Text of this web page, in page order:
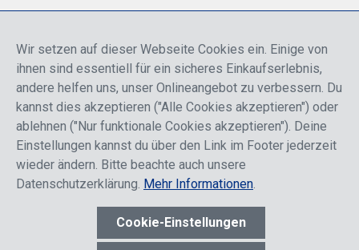
Breite Palette von Luftfahrtprodukten
Fokus auf Pilotenausbildung
Sicher einkaufen
* Alle Preise sind einschließlich der Rabatte, die je nach Login,
entweder für Endkunden oder Händler gelten und inklusive
Wir setzen auf dieser Webseite Cookies ein. Einige von
ihnen sind essentiell für ein sicheres Einkaufserlebnis,
andere helfen uns, unser Onlineangebot zu verbessern. Du
kannst dies akzeptieren ("Alle Cookies akzeptieren") oder
ablehnen ("Nur funktionale Cookies akzeptieren"). Deine
Einstellungen kannst du über den Link im Footer jederzeit
wieder ändern. Bitte beachte auch unsere
Datenschutzerklärung. Mehr Informationen.
Cookie-Einstellungen